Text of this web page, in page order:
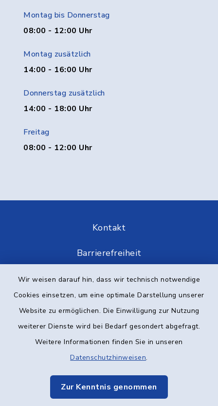
Wir weisen darauf hin, dass wir technisch notwendige
Cookies einsetzen, um eine optimale Darstellung unserer
Website zu ermöglichen. Die Einwilligung zur Nutzung
weiterer Dienste wird bei Bedarf gesondert abgefragt.
Weitere Informationen finden Sie in unseren
Datenschutzhinweisen.
Zur Kenntnis genommen
Montag bis Donnerstag
08:00 - 12:00 Uhr
Montag zusätzlich
14:00 - 16:00 Uhr
Donnerstag zusätzlich
14:00 - 18:00 Uhr
Freitag
08:00 - 12:00 Uhr
Kontakt
Barrierefreiheit
Datenschutz
Elektronische Kommunikation
Sitemap